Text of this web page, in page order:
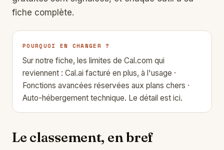
fiche complète.
POURQUOI EN CHANGER ?
Sur notre fiche, les limites de Cal.com qui
reviennent : Cal.ai facturé en plus, à l'usage ·
Fonctions avancées réservées aux plans chers ·
Auto-hébergement technique. Le détail est ici.
Le classement, en bref